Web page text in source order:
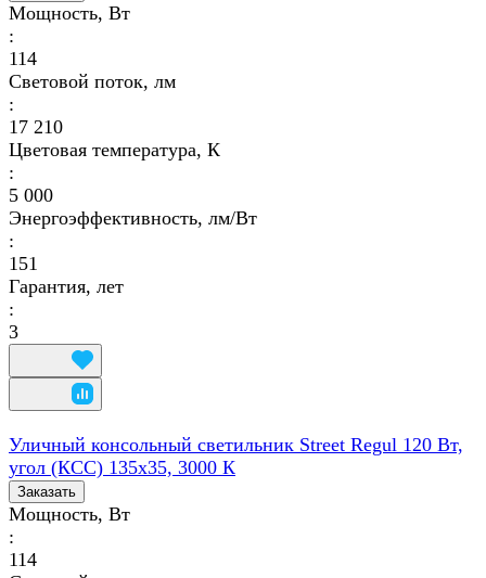
Мощность, Вт
:
114
Световой поток, лм
:
17 210
Цветовая температура, К
:
5 000
Энергоэффективность, лм/Вт
:
151
Гарантия, лет
:
3
Уличный консольный светильник Street Regul 120 Вт,
угол (КСС) 135х35, 3000 К
Заказать
Мощность, Вт
:
114